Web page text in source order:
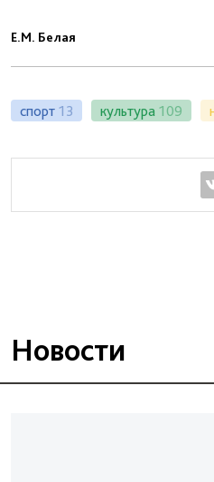
Е.М. Белая
спорт 13 культура 109
Новости